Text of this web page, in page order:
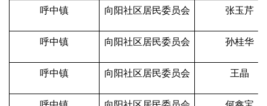
呼中镇 向阳社区居民委员会 张玉芹
呼中镇 向阳社区居民委员会 孙桂华
呼中镇 向阳社区居民委员会 王晶